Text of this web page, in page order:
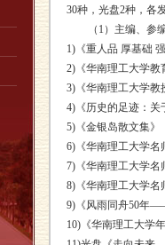
30种，光盘2种，各
（1）主编、参编
1)《重人品 厚基础
2)《华南理工大学教
3)《华南理工大学教
4)《历史的足迹：关
5)《金银岛散文集》
6)《华南理工大学名
7)《华南理工大学名
8)《华南理工大学名
9)《风雨同舟50年
10)《华南理工大学